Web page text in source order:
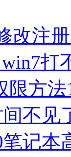
改注
打
限方法
不见
记本